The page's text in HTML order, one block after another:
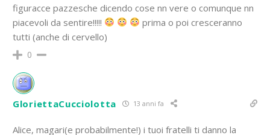
figuracce pazzesche dicendo cose nn vere o comunque nn
piacevoli da sentire!!!!!
prima o poi cresceranno
tutti (anche di cervello)
0
GloriettaCucciolotta 13 anni fa
Alice, magari(e probabilmente!) i tuoi fratelli ti danno la